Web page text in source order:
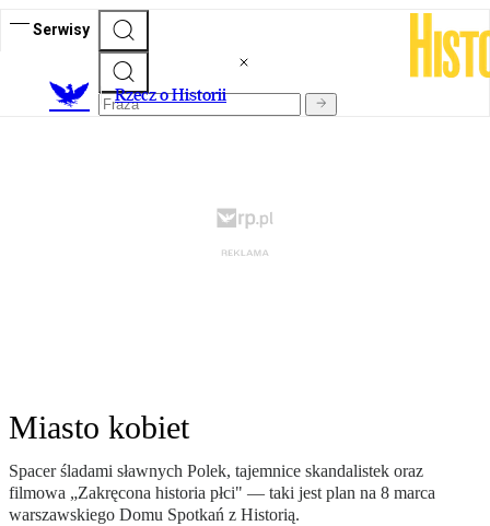
Serwisy
Rzecz o Historii
Miasto kobiet
Spacer śladami sławnych Polek, tajemnice skandalistek oraz
filmowa „Zakręcona historia płci" — taki jest plan na 8 marca
warszawskiego Domu Spotkań z Historią.